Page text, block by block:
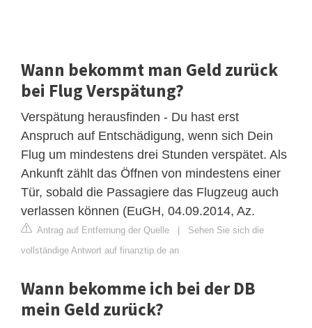
Wann bekommt man Geld zurück
bei Flug Verspätung?
Verspätung herausfinden - Du hast erst
Anspruch auf Entschädigung, wenn sich Dein
Flug um mindestens drei Stunden verspätet. Als
Ankunft zählt das Öffnen von mindestens einer
Tür, sobald die Passagiere das Flugzeug auch
verlassen können (EuGH, 04.09.2014, Az.
Antrag auf Entfernung der Quelle
Sehen Sie sich die
vollständige Antwort auf finanztip.de an
Wann bekomme ich bei der DB
mein Geld zurück?